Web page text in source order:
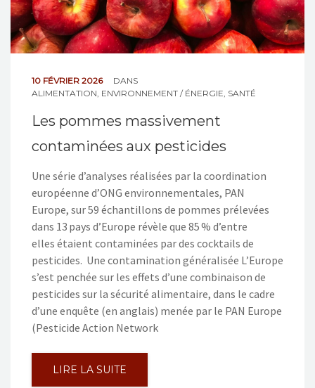
10 FÉVRIER 2026
DANS
ALIMENTATION ENVIRONNEMENT / ÉNERGIE SANTÉ
Les pommes massivement
contaminées aux pesticides
Une série d’analyses réalisées par la coordination
européenne d’ONG environnementales, PAN
Europe, sur 59 échantillons de pommes prélevées
dans 13 pays d’Europe révèle que 85 % d’entre
elles étaient contaminées par des cocktails de
pesticides. Une contamination généralisée L’Europe
s’est penchée sur les effets d’une combinaison de
pesticides sur la sécurité alimentaire, dans le cadre
d’une enquête (en anglais) menée par le PAN Europe
(Pesticide Action Network
LIRE LA SUITE